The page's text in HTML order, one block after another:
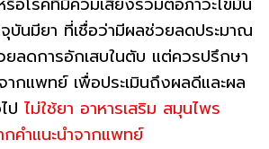
มียา ที่เชื่อว่ามีผลช่วยลดประมาณ
ลดการอักเสบในตับ แต่ควรปรึกษา
ากแพทย์ เพื่อประเมินถึงผลดีและผล
ป ไม่ใช้ยา อาหารเสริม สมุนไพร
คำแนะนำจากแพทย์